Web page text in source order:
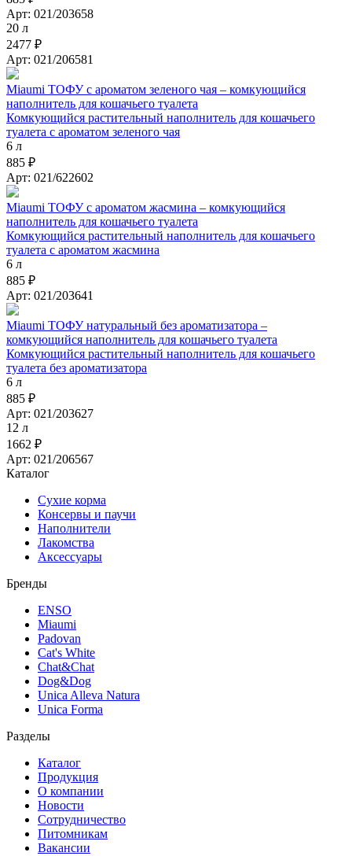
Арт: 021/203658
20 л
2477 ₽
Арт: 021/206581
Miaumi ТОФУ с ароматом зеленого чая – комкующийся
наполнитель для кошачьего туалета
Комкующийся растительный наполнитель для кошачьего
туалета с ароматом зеленого чая
6 л
885 ₽
Арт: 021/622602
Miaumi ТОФУ с ароматом жасмина – комкующийся
наполнитель для кошачьего туалета
Комкующийся растительный наполнитель для кошачьего
туалета с ароматом жасмина
6 л
885 ₽
Арт: 021/203641
Miaumi ТОФУ натуральный без ароматизатора –
комкующийся наполнитель для кошачьего туалета
Комкующийся растительный наполнитель для кошачьего
туалета без ароматизатора
6 л
885 ₽
Арт: 021/203627
12 л
1662 ₽
Арт: 021/206567
Каталог
Сухие корма
Консервы и паучи
Наполнители
Лакомства
Аксессуары
Бренды
ENSO
Miaumi
Padovan
Cat's White
Chat&Chat
Dog&Dog
Unica Alleva Natura
Unica Forma
Разделы
Каталог
Продукция
О компании
Новости
Сотрудничество
Питомникам
Вакансии